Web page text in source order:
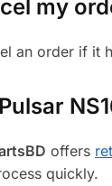
my
an order if it
offers
quickly.